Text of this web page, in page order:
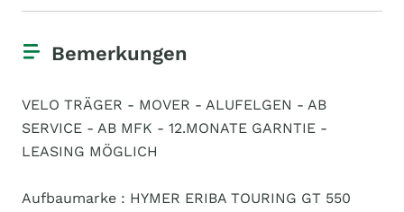
Bemerkungen
VELO TRÄGER - MOVER - ALUFELGEN - AB
SERVICE - AB MFK - 12.MONATE GARNTIE -
LEASING MÖGLICH
Aufbaumarke : HYMER ERIBA TOURING GT 550